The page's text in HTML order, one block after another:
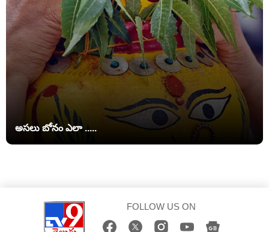
అసలు బోనం ఎలా .....
FOLLOW US ON